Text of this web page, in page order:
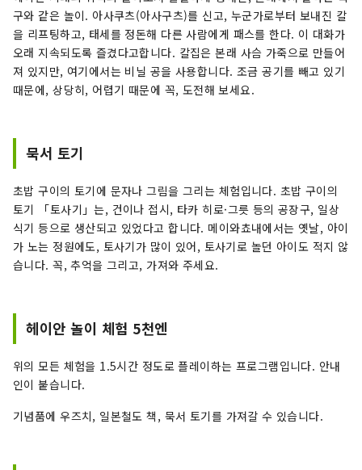
구와 같은 놀이. 아사쿠츠(아사구츠)를 신고, 누군가로부터 보내진 칼
을 리프팅하고, 태세를 정돈해 다른 사람에게 패스를 한다. 이 대화가
오래 지속되도록 즐겼다고합니다. 칼집은 본래 사슴 가죽으로 만들어
져 있지만, 여기에서는 비닐 공을 사용합니다. 조금 공기를 빼고 있기
때문에, 상당히, 어렵기 때문에 꼭, 도전해 보세요.
묵서 토기
초밥 구이의 토기에 문자나 그림을 그리는 체험입니다. 초밥 구이의
토기 「토사기」는, 건이나 접시, 타카 히로·그릇 등의 공장구, 일상
식기 등으로 생산되고 있었다고 합니다. 메이와쵸내에서는 옛날, 아이
가 노는 정원에도, 토사기가 많이 있어, 토사기로 놀던 아이도 적지 않
습니다. 꼭, 추억을 그리고, 가져와 주세요.
헤이안 놀이 체험 5천엔
위의 모든 체험을 1.5시간 정도로 플레이하는 프로그램입니다. 안내
인이 붙습니다.
기념품에 우즈치, 일본철도 책, 묵서 토기를 가져갈 수 있습니다.